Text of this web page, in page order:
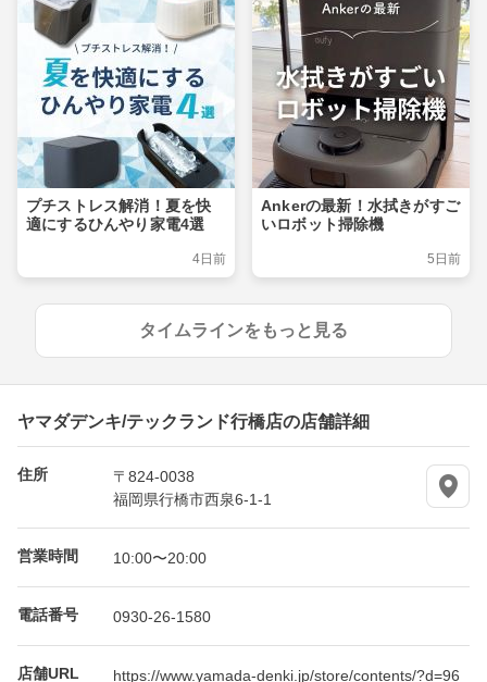
プチストレス解消！夏を快
適にするひんやり家電4選
4日前
Ankerの最新！水拭きがすご
いロボット掃除機
5日前
タイムラインをもっと見る
ヤマダデンキ/テックランド行橋店の店舗詳細
住所
〒824-0038
福岡県行橋市西泉6-1-1
営業時間 10:00〜20:00
電話番号 0930-26-1580
店舗URL
https://www.yamada-denki.jp/store/contents/?d=96